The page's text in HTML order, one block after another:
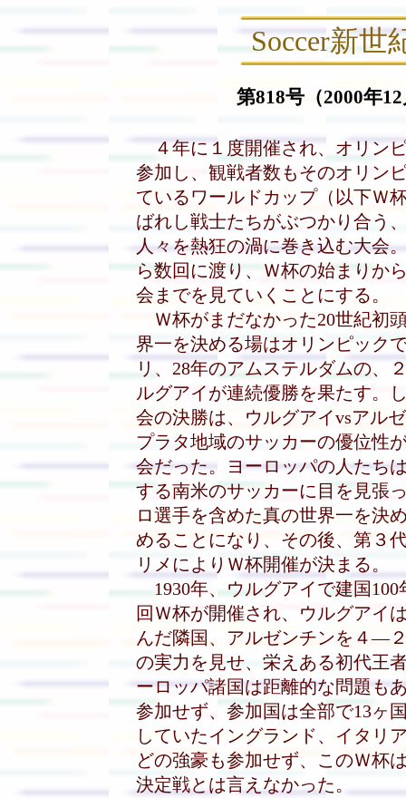
Soccer新世
第818号（2000年
４年に１度開催され、オリン
参加し、観戦者数もそのオリン
ているワールドカップ（以下Ｗ
ばれし戦士たちがぶつかり合う
人々を熱狂の渦に巻き込む大会
ら数回に渡り、Ｗ杯の始まりか
会までを見ていくことにする。
Ｗ杯がまだなかった20世紀初
界一を決める場はオリンピック
リ、28年のアムステルダムの、
ルグアイが連続優勝を果たす。
会の決勝は、ウルグアイvsアル
プラタ地域のサッカーの優位性
会だった。ヨーロッパの人たち
する南米のサッカーに目を見張
ロ選手を含めた真の世界一を決
めることになり、その後、第３
リメによりＷ杯開催が決まる。
1930年、ウルグアイで建国100
回Ｗ杯が開催され、ウルグアイ
んだ隣国、アルゼンチンを４―
の実力を見せ、栄えある初代王
ーロッパ諸国は距離的な問題も
参加せず、参加国は全部で13ヶ
していたイングランド、イタリ
どの強豪も参加せず、このＷ杯
決定戦とは言えなかった。